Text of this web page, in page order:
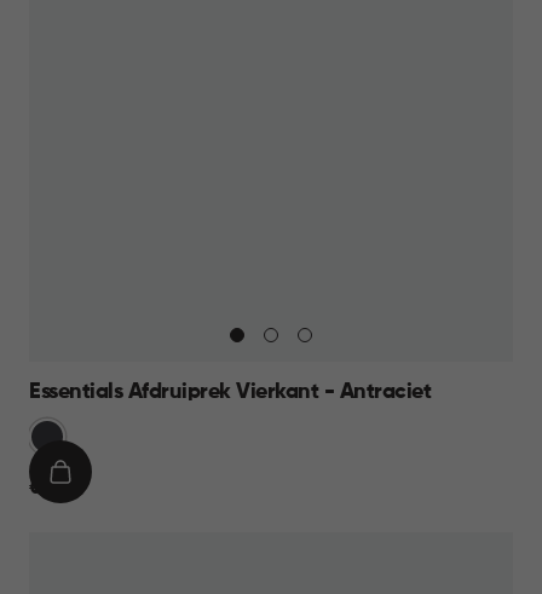
Essentials Afdruiprek Vierkant - Antraciet
Grijs
€
€ 9,95
IN